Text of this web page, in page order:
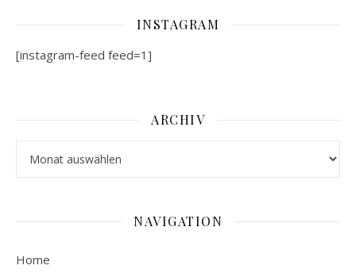
INSTAGRAM
[instagram-feed feed=1]
ARCHIV
NAVIGATION
Home